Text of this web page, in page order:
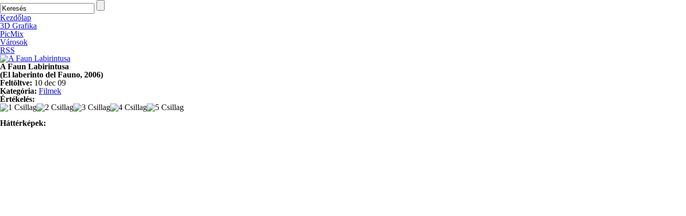
Kezdőlap
3D Grafika
PicMix
Városok
RSS
A Faun Labirintusa
(El laberinto del Fauno, 2006)
Feltöltve: 10 dec 09
Kategória: Filmek
Értékelés:
Háttérképek: